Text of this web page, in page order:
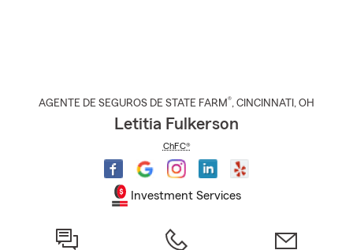
AGENTE DE SEGUROS DE STATE FARM®, CINCINNATI , OH
Letitia Fulkerson
ChFC®
Investment Services